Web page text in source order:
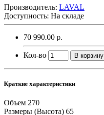
Производитель: LAVAL
Доступность: На складе
70 990.00 р.
Кол-во В корзину
Краткие характеристики
Объем 270
Размеры (Высота) 65